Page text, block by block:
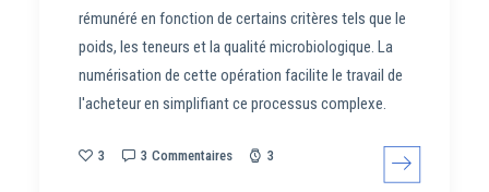
rémunéré en fonction de certains critères tels que le
poids, les teneurs et la qualité microbiologique. La
numérisation de cette opération facilite le travail de
l'acheteur en simplifiant ce processus complexe.
3 3 Commentaires 3